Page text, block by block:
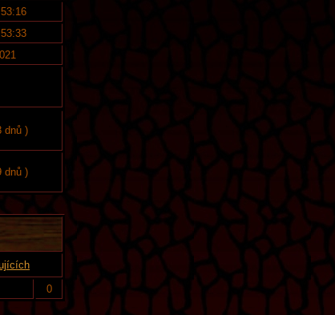
dnů )
dnů )
0